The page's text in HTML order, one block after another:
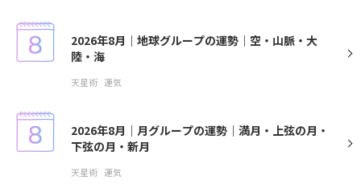
2026年8月｜地球グループの運勢｜空・山脈・大
陸・海
天星術 運気
2026年8月｜月グループの運勢｜満月・上弦の月・
下弦の月・新月
天星術 運気